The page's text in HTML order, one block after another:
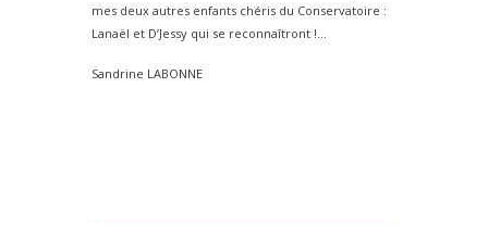
mes deux autres enfants chéris du Conservatoire :
Lanaël et D’Jessy qui se reconnaîtront !…
Sandrine LABONNE